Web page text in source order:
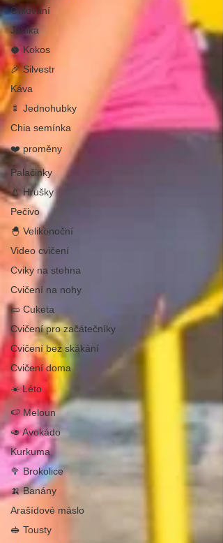
Grilování
Jablka
🥥 Kokos
🎉 Silvestr
Káva
🍢 Jednohubky
Chia semínka
❤️ proměny
Palačinky
🍐 Hrušky
Pečivo
🐣 Velikonoční
Video cvičení
Cviky na stehna
Cvičení na nohy
🥒 Cuketa
Cvičení pro začátečníky
Cvičení bez skákání
Cvičení doma
☀️ Léto
🍉 Meloun
🥑 Avokádo
Kurkuma
🥦 Brokolice
🍌 Banány
Arašídové máslo
🥪 Tousty